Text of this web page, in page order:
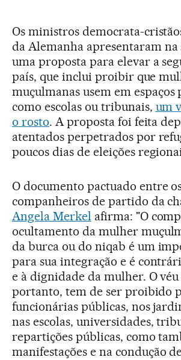
Os ministros democrata-
da Alemanha apresentaram
uma proposta para elevar a
país, que inclui proibir que
muçulmanas usem em espaços
como escolas ou tribunais, um
o rosto. A proposta foi feita
atentados perpetrados por
poucos dias de eleições
O documento pactuado entre
companheiros de partido da
Angela Merkel afirma: "O
ocultamento da mulher
da burca ou do niqab é um
para sua integração e é
e à dignidade da mulher. O
portanto, tem de ser proibido
funcionárias públicas, nos
nas escolas, universidades,
repartições públicas, como
manifestações e na condução